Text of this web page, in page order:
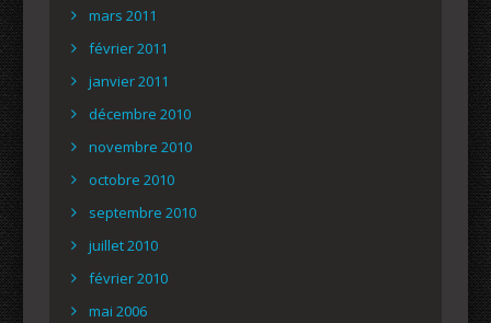
mars 2011
février 2011
janvier 2011
décembre 2010
novembre 2010
octobre 2010
septembre 2010
juillet 2010
février 2010
mai 2006